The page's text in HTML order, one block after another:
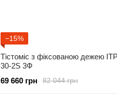
−15%
Тістоміс з фіксованою дежею
30-2S 3Ф
82 044 грн
69 660 грн